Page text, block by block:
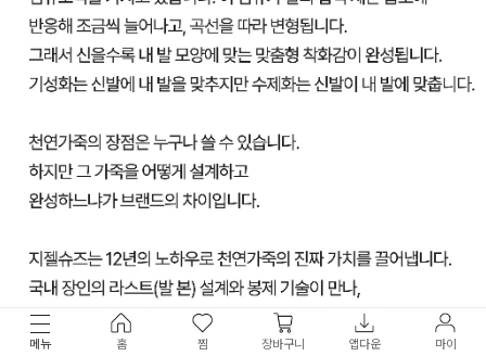
메뉴 홈 찜 장바구니 앱다운 마이